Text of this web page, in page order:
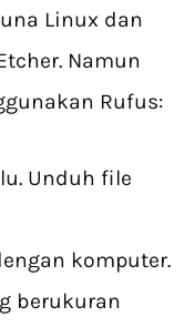
Linux dan
Namun
Rufus:
Unduh file
komputer.
berukuran